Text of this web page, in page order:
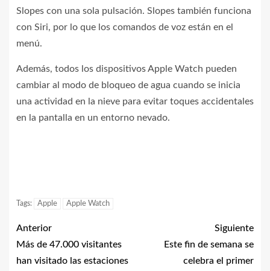
Slopes con una sola pulsación. Slopes también funciona
con Siri, por lo que los comandos de voz están en el
menú.
Además, todos los dispositivos Apple Watch pueden
cambiar al modo de bloqueo de agua cuando se inicia
una actividad en la nieve para evitar toques accidentales
en la pantalla en un entorno nevado.
Tags: Apple Apple Watch
Anterior
Más de 47.000 visitantes
han visitado las estaciones
Siguiente
Este fin de semana se
celebra el primer